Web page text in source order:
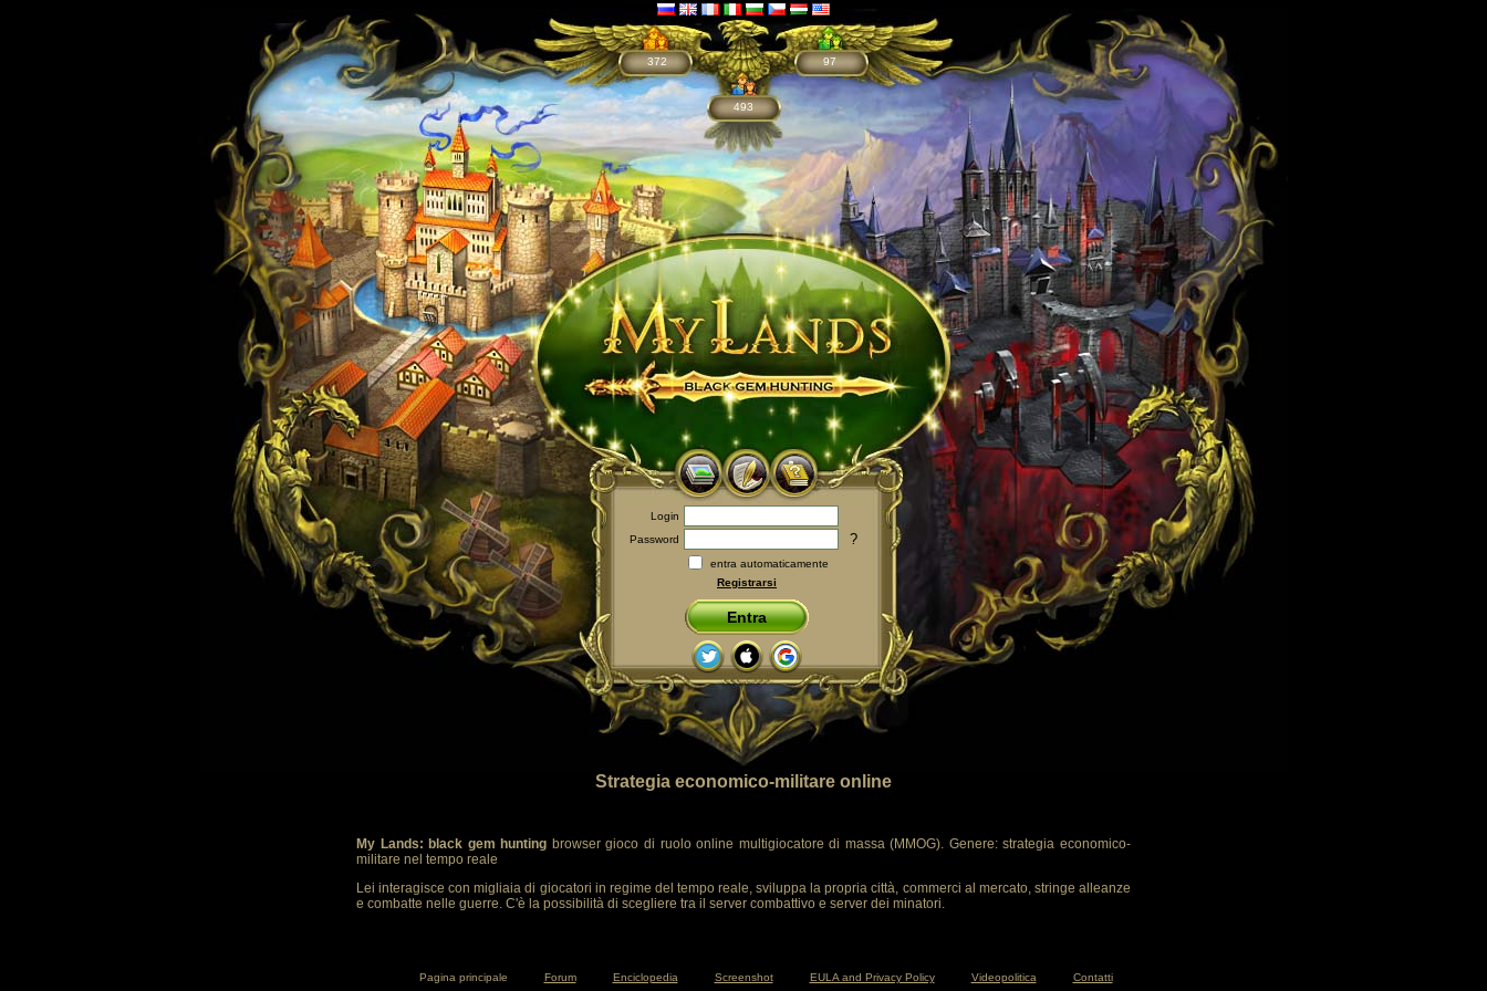
372
493
97
Login
Password
?
entra automaticamente
Registrarsi
Entra
Strategia economico-militare online
My Lands: black gem hunting browser gioco di ruolo online multigiocatore di massa (MMOG). Genere: strategia economico-
militare nel tempo reale
Lei interagisce con migliaia di giocatori in regime del tempo reale, sviluppa la propria città, commerci al mercato, stringe alleanze
e combatte nelle guerre. C'è la possibilità di scegliere tra il server combattivo e server dei minatori.
Pagina principale Forum Enciclopedia Screenshot EULA and Privacy Policy Videopolitica Contatti